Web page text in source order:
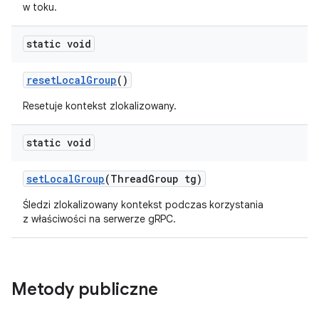
w toku.
static void
resetLocalGroup()
Resetuje kontekst zlokalizowany.
static void
setLocalGroup(ThreadGroup tg)
Śledzi zlokalizowany kontekst podczas korzystania
z właściwości na serwerze gRPC.
Metody publiczne